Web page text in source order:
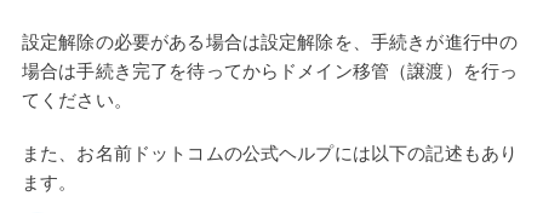
設定解除の必要がある場合は設定解除を、手続きが進行中の
場合は手続き完了を待ってからドメイン移管（譲渡）を行っ
てください。
また、お名前ドットコムの公式ヘルプには以下の記述もあり
ます。